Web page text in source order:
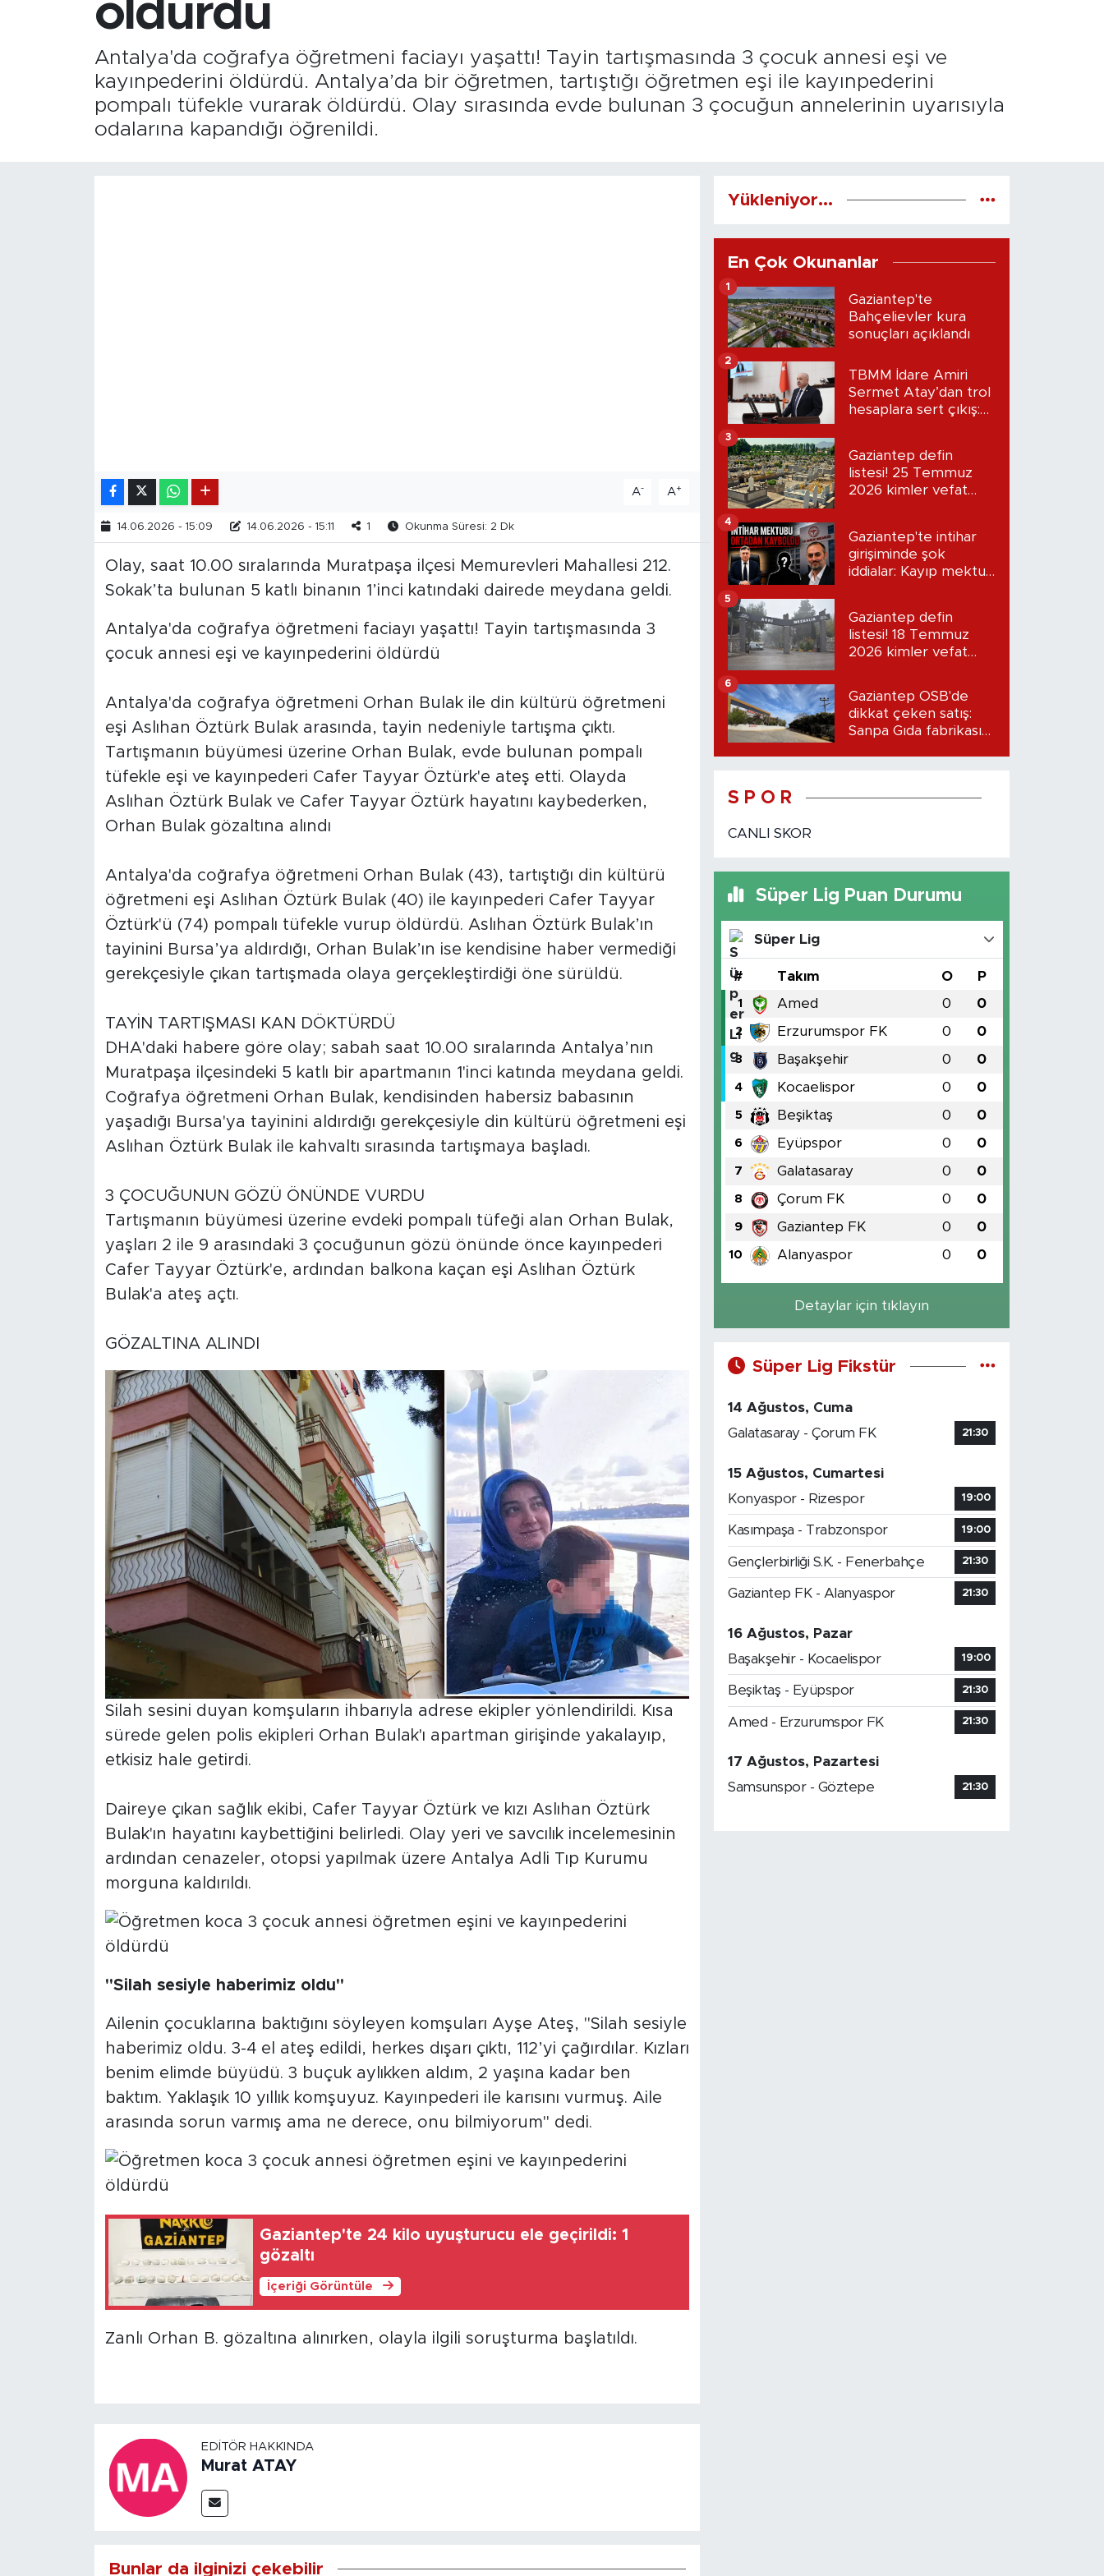
öldürdü
Antalya'da coğrafya öğretmeni faciayı yaşattı! Tayin tartışmasında 3 çocuk annesi eşi ve
kayınpederini öldürdü. Antalya’da bir öğretmen, tartıştığı öğretmen eşi ile kayınpederini
pompalı tüfekle vurarak öldürdü. Olay sırasında evde bulunan 3 çocuğun annelerinin uyarısıyla
odalarına kapandığı öğrenildi.
A- A+
14.06.2026 - 15:09 14.06.2026 - 15:11 1 Okunma Süresi: 2 Dk
Olay, saat 10.00 sıralarında Muratpaşa ilçesi Memurevleri Mahallesi 212.
Sokak’ta bulunan 5 katlı binanın 1’inci katındaki dairede meydana geldi.
Antalya'da coğrafya öğretmeni faciayı yaşattı! Tayin tartışmasında 3
çocuk annesi eşi ve kayınpederini öldürdü
Antalya'da coğrafya öğretmeni Orhan Bulak ile din kültürü öğretmeni
eşi Aslıhan Öztürk Bulak arasında, tayin nedeniyle tartışma çıktı.
Tartışmanın büyümesi üzerine Orhan Bulak, evde bulunan pompalı
tüfekle eşi ve kayınpederi Cafer Tayyar Öztürk'e ateş etti. Olayda
Aslıhan Öztürk Bulak ve Cafer Tayyar Öztürk hayatını kaybederken,
Orhan Bulak gözaltına alındı
Antalya'da coğrafya öğretmeni Orhan Bulak (43), tartıştığı din kültürü
öğretmeni eşi Aslıhan Öztürk Bulak (40) ile kayınpederi Cafer Tayyar
Öztürk'ü (74) pompalı tüfekle vurup öldürdü. Aslıhan Öztürk Bulak’ın
tayinini Bursa’ya aldırdığı, Orhan Bulak’ın ise kendisine haber vermediği
gerekçesiyle çıkan tartışmada olaya gerçekleştirdiği öne sürüldü.
TAYİN TARTIŞMASI KAN DÖKTÜRDÜ
DHA'daki habere göre olay; sabah saat 10.00 sıralarında Antalya’nın
Muratpaşa ilçesindeki 5 katlı bir apartmanın 1'inci katında meydana geldi.
Coğrafya öğretmeni Orhan Bulak, kendisinden habersiz babasının
yaşadığı Bursa'ya tayinini aldırdığı gerekçesiyle din kültürü öğretmeni eşi
Aslıhan Öztürk Bulak ile kahvaltı sırasında tartışmaya başladı.
3 ÇOCUĞUNUN GÖZÜ ÖNÜNDE VURDU
Tartışmanın büyümesi üzerine evdeki pompalı tüfeği alan Orhan Bulak,
yaşları 2 ile 9 arasındaki 3 çocuğunun gözü önünde önce kayınpederi
Cafer Tayyar Öztürk'e, ardından balkona kaçan eşi Aslıhan Öztürk
Bulak'a ateş açtı.
GÖZALTINA ALINDI
Silah sesini duyan komşuların ihbarıyla adrese ekipler yönlendirildi. Kısa
sürede gelen polis ekipleri Orhan Bulak'ı apartman girişinde yakalayıp,
etkisiz hale getirdi.
Daireye çıkan sağlık ekibi, Cafer Tayyar Öztürk ve kızı Aslıhan Öztürk
Bulak'ın hayatını kaybettiğini belirledi. Olay yeri ve savcılık incelemesinin
ardından cenazeler, otopsi yapılmak üzere Antalya Adli Tıp Kurumu
morguna kaldırıldı.
"Silah sesiyle haberimiz oldu"
Ailenin çocuklarına baktığını söyleyen komşuları Ayşe Ateş, "Silah sesiyle
haberimiz oldu. 3-4 el ateş edildi, herkes dışarı çıktı, 112’yi çağırdılar. Kızları
benim elimde büyüdü. 3 buçuk aylıkken aldım, 2 yaşına kadar ben
baktım. Yaklaşık 10 yıllık komşuyuz. Kayınpederi ile karısını vurmuş. Aile
arasında sorun varmış ama ne derece, onu bilmiyorum" dedi.
Gaziantep'te 24 kilo uyuşturucu ele geçirildi: 1
gözaltı
İçeriği Görüntüle
Zanlı Orhan B. gözaltına alınırken, olayla ilgili soruşturma başlatıldı.
EDITÖR HAKKINDA
Murat ATAY
Bunlar da ilginizi çekebilir
Yükleniyor...
En Çok Okunanlar
Gaziantep'te
Bahçelievler kura
sonuçları açıklandı
1
TBMM İdare Amiri
Sermet Atay’dan trol
hesaplara sert çıkış:
2
Gaziantep defin
listesi! 25 Temmuz
2026 kimler vefat
3
Gaziantep'te intihar
girişiminde şok
iddialar: Kayıp mektup
4
Gaziantep defin
listesi! 18 Temmuz
2026 kimler vefat
5
Gaziantep OSB'de
dikkat çeken satış:
Sanpa Gıda fabrikasını
6
S P O R
CANLI SKOR
Süper Lig Puan Durumu
Süper Lig
# Takım O P
1 Amed 0 0
2 Erzurumspor FK 0 0
3 Başakşehir 0 0
4 Kocaelispor 0 0
5 Beşiktaş 0 0
6 Eyüpspor 0 0
7 Galatasaray 0 0
8 Çorum FK 0 0
9 Gaziantep FK 0 0
10 Alanyaspor 0 0
Detaylar için tıklayın
Süper Lig Fikstür
14 Ağustos, Cuma
Galatasaray - Çorum FK
21:30
15 Ağustos, Cumartesi
Konyaspor - Rizespor
19:00
Kasımpaşa - Trabzonspor 19:00
Gençlerbirliği S.K. - Fenerbahçe 21:30
Gaziantep FK - Alanyaspor 21:30
16 Ağustos, Pazar
Başakşehir - Kocaelispor
19:00
Beşiktaş - Eyüpspor 21:30
Amed - Erzurumspor FK 21:30
17 Ağustos, Pazartesi
Samsunspor - Göztepe
21:30